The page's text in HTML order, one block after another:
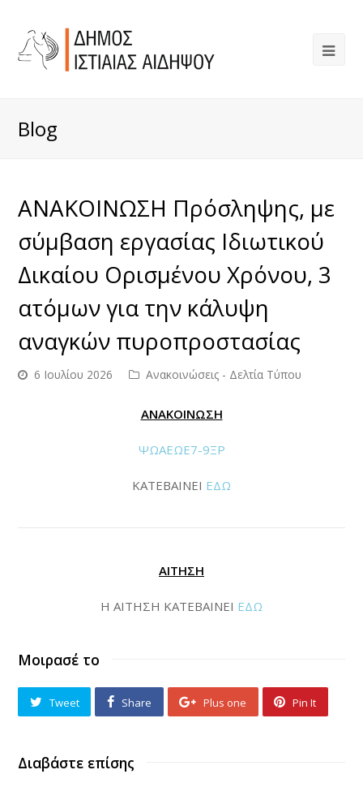
Blog
ΑΝΑΚΟΙΝΩΣΗ Πρόσληψης, με
σύμβαση εργασίας Ιδιωτικού
Δικαίου Ορισμένου Χρόνου, 3
ατόμων για την κάλυψη
αναγκών πυροπροστασίας
6 Ιουλίου 2026 Ανακοινώσεις - Δελτία Τύπου
ΑΝΑΚΟΙΝΩΣΗ
ΨΩΑΕΩΕ7-9ΞΡ
ΚΑΤΕΒΑΙΝΕΙ ΕΔΩ
ΑΙΤΗΣΗ
Η ΑΙΤΗΣΗ ΚΑΤΕΒΑΙΝΕΙ ΕΔΩ
Μοιρασέ το
Tweet Share Plus one Pin It
Διαβάστε επίσης